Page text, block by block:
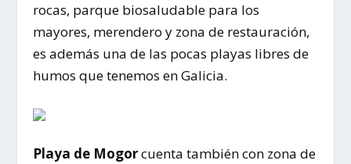
rocas, parque biosaludable para los
mayores, merendero y zona de restauración,
es además una de las pocas playas libres de
humos que tenemos en Galicia.
Playa de Mogorcuenta también con zona de